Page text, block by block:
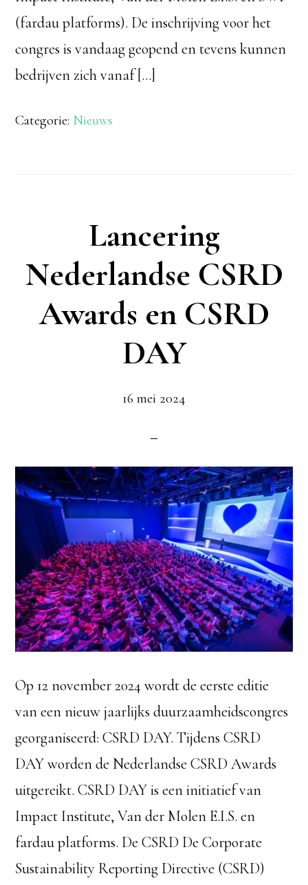
(fardau platforms). De inschrijving voor het
congres is vandaag geopend en tevens kunnen
bedrijven zich vanaf […]
Categorie: Nieuws
Lancering
Nederlandse CSRD
Awards en CSRD
DAY
16 mei 2024
Op 12 november 2024 wordt de eerste editie
van een nieuw jaarlijks duurzaamheidscongres
georganiseerd: CSRD DAY. Tijdens CSRD
DAY worden de Nederlandse CSRD Awards
uitgereikt. CSRD DAY is een initiatief van
Impact Institute, Van der Molen E.I.S. en
fardau platforms. De CSRD De Corporate
Sustainability Reporting Directive (CSRD)